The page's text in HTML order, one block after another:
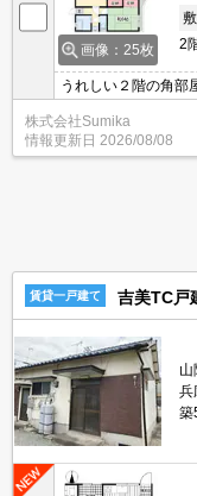
画像：25枚
敷
2
うれしい２階の角部
株式会社Sumika
情報更新日 2026/08/08
賃貸一戸建て 吉美TC
兵
築